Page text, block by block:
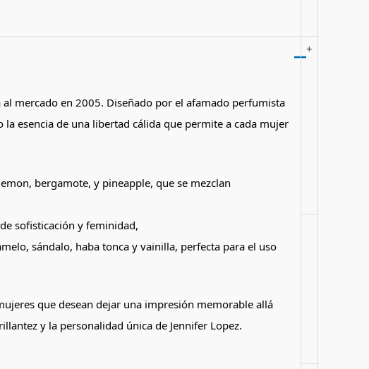
+
mercado en 2005. Diseñado por el afamado perfumista
esencia de una libertad cálida que permite a cada mujer
bergamote, y pineapple, que se mezclan
sofisticación y feminidad,
sándalo, haba tonca y vainilla, perfecta para el uso
que desean dejar una impresión memorable allá
y la personalidad única de Jennifer Lopez​.